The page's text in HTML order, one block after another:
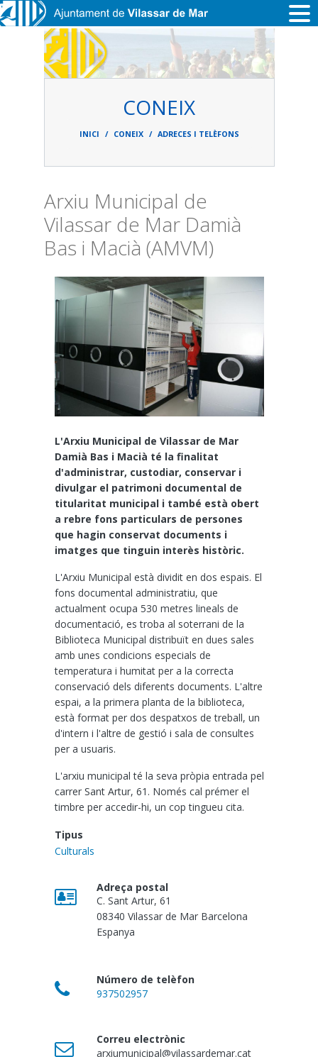
Vés al contingut
CONEIX
Fild'ariadna
INICI CONEIX ADRECES I TELÈFONS
Arxiu Municipal de
Vilassar de Mar Damià
Bas i Macià (AMVM)
L'Arxiu Municipal de Vilassar de Mar
Damià Bas i Macià té la finalitat
d'administrar, custodiar, conservar i
divulgar el patrimoni documental de
titularitat municipal i també està obert
a rebre fons particulars de persones
que hagin conservat documents i
imatges que tinguin interès històric.
L'Arxiu Municipal està dividit en dos espais. El
fons documental administratiu, que
actualment ocupa 530 metres lineals de
documentació, es troba al soterrani de la
Biblioteca Municipal distribuït en dues sales
amb unes condicions especials de
temperatura i humitat per a la correcta
conservació dels diferents documents. L'altre
espai, a la primera planta de la biblioteca,
està format per dos despatxos de treball, un
d'intern i l'altre de gestió i sala de consultes
per a usuaris.
L'arxiu municipal té la seva pròpia entrada pel
carrer Sant Artur, 61. Només cal prémer el
timbre per accedir-hi, un cop tingueu cita.
Tipus
Culturals
Adreça postal
C. Sant Artur, 61
08340 Vilassar de Mar Barcelona
Espanya
Número de telèfon
937502957
Correu electrònic
arxiumunicipal@vilassardemar.cat